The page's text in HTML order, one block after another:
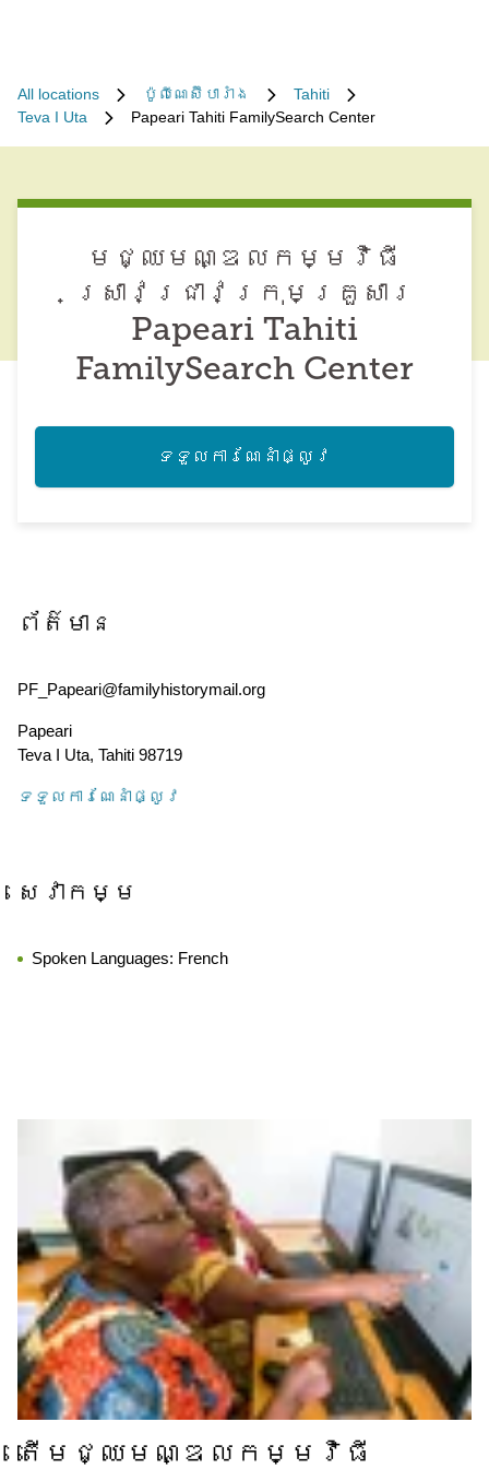
All locations ប៉ូលី​ណេស៊ី​បារាំង
Tahiti
Teva I Uta
Papeari Tahiti FamilySearch Center
មជ្ឈមណ្ឌល​កម្មវិធី​
ស្រាវជ្រាវ​ក្រុមគ្រួសារ
Papeari Tahiti
FamilySearch Center
ទទួល​ការណែនាំ​ផ្លូវ
ព័ត៌មាន
PF_Papeari@familyhistorymail.org
Papeari
Teva I Uta, Tahiti 98719
ទទួល​ការណែនាំ​ផ្លូវ
សេវាកម្ម
Spoken Languages: French
តើ​មជ្ឈមណ្ឌល​កម្មវិធី​